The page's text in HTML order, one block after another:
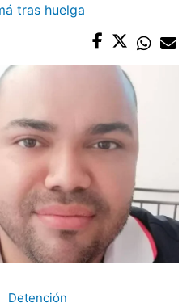
tras huelga
Detención